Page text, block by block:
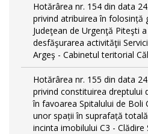
Hotărârea nr. 154 din data
privind atribuirea în folosință
Judeţean de Urgenţă Piteşti
desfăşurarea activităţii
Argeş - Cabinetul teritorial
Hotărârea nr. 155 din data
privind constituirea
în favoarea Spitalului de Boli
unor spații în suprafață
incinta imobilului C3 - Clădire